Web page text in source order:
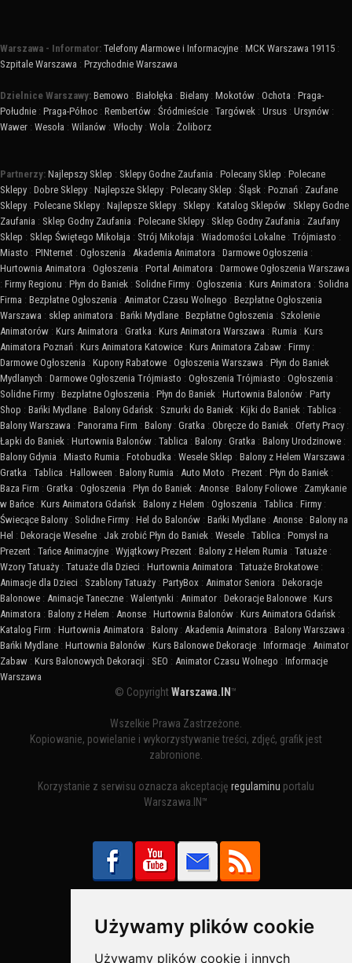
Używamy plików cookie
Używamy plików cookie i innych
Warszawa - Informator: Telefony Alarmowe i Informacyjne : MCK Warszawa 19115 :
Szpitale Warszawa : Przychodnie Warszawa
Dzielnice Warszawy: Bemowo : Białołęka : Bielany : Mokotów : Ochota : Praga-
Południe : Praga-Północ : Rembertów : Śródmieście : Targówek : Ursus : Ursynów :
Wawer : Wesoła : Wilanów : Włochy : Wola : Żoliborz
Partnerzy: Najlepszy Sklep : Sklepy Godne Zaufania : Polecany Sklep : Polecane
Sklepy : Dobre Sklepy : Najlepsze Sklepy : Polecany Sklep : Śląsk : Poznań : Zaufane
Sklepy : Polecane Sklepy : Najlepsze Sklepy : Sklepy : Katalog Sklepów : Sklepy Godne
Zaufania : Sklep Godny Zaufania : Polecane Sklepy : Sklep Godny Zaufania : Zaufany
Sklep : Sklep Świętego Mikołaja : Strój Mikołaja : Wiadomości Lokalne : Trójmiasto :
Miasto : PINternet : Ogłoszenia : Akademia Animatora : Darmowe Ogłoszenia :
Hurtownia Animatora : Ogłoszenia : Portal Animatora : Darmowe Ogłoszenia Warszawa
: Firmy Regionu : Płyn do Baniek : Solidne Firmy : Ogłoszenia : Kurs Animatora : Solidna
Firma : Bezpłatne Ogłoszenia : Animator Czasu Wolnego : Bezpłatne Ogłoszenia
Warszawa : sklep animatora : Bańki Mydlane : Bezpłatne Ogłoszenia : Szkolenie
Animatorów : Kurs Animatora : Gratka : Kurs Animatora Warszawa : Rumia : Kurs
Animatora Poznań : Kurs Animatora Katowice : Kurs Animatora Zabaw : Firmy :
Darmowe Ogłoszenia : Kupony Rabatowe : Ogłoszenia Warszawa : Płyn do Baniek
Mydlanych : Darmowe Ogłoszenia Trójmiasto : Ogłoszenia Trójmiasto : Ogłoszenia :
Solidne Firmy : Bezpłatne Ogłoszenia : Płyn do Baniek : Hurtownia Balonów : Party
Shop : Bańki Mydlane : Balony Gdańsk : Sznurki do Baniek : Kijki do Baniek : Tablica :
Balony Warszawa : Panorama Firm : Balony : Gratka : Obręcze do Baniek : Oferty Pracy :
Łapki do Baniek : Hurtownia Balonów : Tablica : Balony : Gratka : Balony Urodzinowe :
Balony Gdynia : Miasto Rumia : Fotobudka : Wesele Sklep : Balony z Helem Warszawa :
Gratka : Tablica : Halloween : Balony Rumia : Auto Moto : Prezent : Płyn do Baniek :
Baza Firm : Gratka : Ogłoszenia : Płyn do Baniek : Anonse : Balony Foliowe : Zamykanie
w Bańce : Kurs Animatora Gdańsk : Balony z Helem : Ogłoszenia : Tablica : Firmy :
Świecące Balony : Solidne Firmy : Hel do Balonów : Bańki Mydlane : Anonse : Balony na
Hel : Dekoracje Weselne : Jak zrobić Płyn do Baniek : Wesele : Tablica : Pomysł na
Prezent : Tańce Animacyjne : Wyjątkowy Prezent : Balony z Helem Rumia : Tatuaże :
Wzory Tatuaży : Tatuaże dla Dzieci : Hurtownia Animatora : Tatuaże Brokatowe :
Animacje dla Dzieci : Szablony Tatuaży : PartyBox : Animator Seniora : Dekoracje
Balonowe : Animacje Taneczne : Walentynki : Animator : Dekoracje Balonowe : Kurs
Animatora : Balony z Helem : Anonse : Hurtownia Balonów : Kurs Animatora Gdańsk :
Katalog Firm : Hurtownia Animatora : Balony : Akademia Animatora : Balony Warszawa :
Bańki Mydlane : Hurtownia Balonów : Kurs Balonowe Dekoracje : Informacje : Animator
Zabaw : Kurs Balonowych Dekoracji : SEO : Animator Czasu Wolnego : Informacje
Warszawa
© CopyrightWarszawa.IN™
Wszelkie Prawa Zastrzeżone.
Kopiowanie, powielanie i wykorzystywanie treści, zdjęć, grafik jest
zabronione.
Korzystanie z serwisu oznacza akceptację regulaminu portalu
Warszawa.IN™
Bezpieczne Płatności obsługuje: